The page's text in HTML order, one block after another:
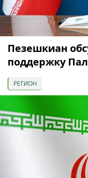
Пезешкиан
поддержку
РЕГИОН